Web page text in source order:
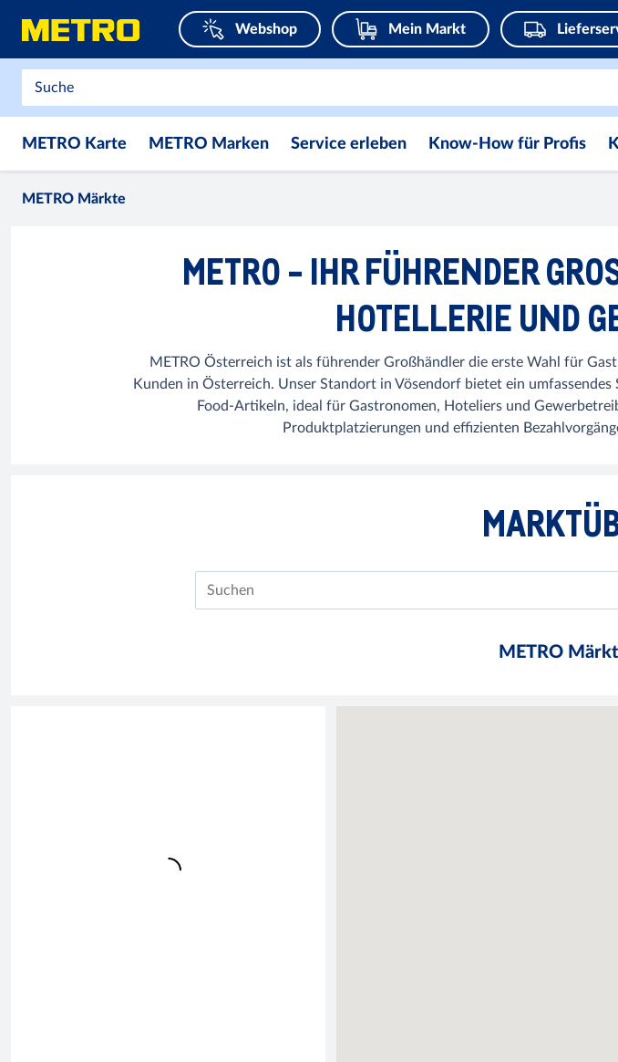
Webshop Mein Markt
METRO Karte METRO Marken Service erleben Know-How für Profis
METRO Märkte
METRO - IHR FÜHRENDER
HOTELLERIE UND
METRO Österreich ist als führender Großhändler die erste Wahl für
Kunden in Österreich. Unser Standort in Vösendorf bietet ein
Food-Artikeln, ideal für Gastronomen, Hoteliers und
Produktplatzierungen und effizienten
METRO